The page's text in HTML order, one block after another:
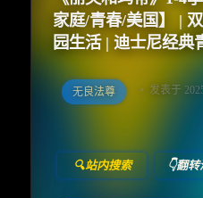
家庭/青春/美国】 |
园生活 | 迪士尼经典
无良法尊 发表于
🔍站内搜索